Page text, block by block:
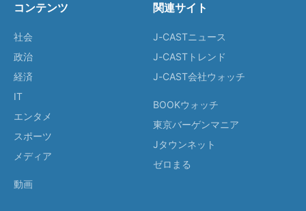
コンテンツ
社会
政治
経済
IT
エンタメ
スポーツ
メディア
動画
関連サイト
J-CASTニュース
J-CASTトレンド
J-CAST会社ウォッチ
BOOKウォッチ
東京バーゲンマニア
Jタウンネット
ゼロまる